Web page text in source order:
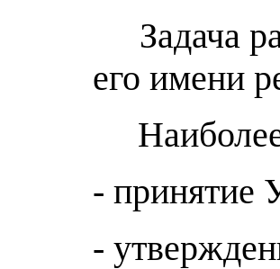
Задача
его имени
Наиболее
- принятие
-